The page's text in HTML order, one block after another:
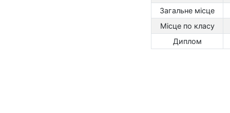
Загальне місце
Місце по класу
Диплом